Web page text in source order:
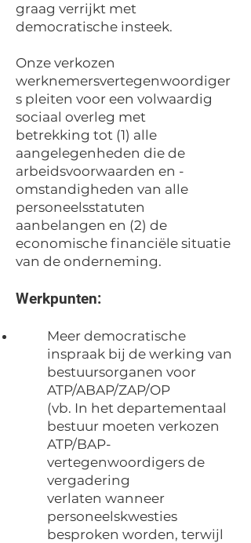
graag verrijkt met
democratische insteek.
Onze verkozen
werknemersvertegenwoordiger
s pleiten voor een volwaardig
sociaal overleg met
betrekking tot (1) alle
aangelegenheden die de
arbeidsvoorwaarden en -
omstandigheden van alle
personeelsstatuten
aanbelangen en (2) de
economische financiële situatie
van de onderneming.
Werkpunten:
Meer democratische
inspraak bij de werking van
bestuursorganen voor
ATP/ABAP/ZAP/OP
(vb. In het departementaal
bestuur moeten verkozen
ATP/BAP-
vertegenwoordigers de
vergadering
verlaten wanneer
personeelskwesties
besproken worden, terwijl